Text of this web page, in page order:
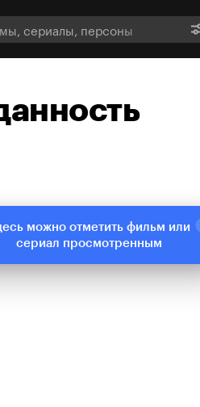
можно отметить фильм или
сериал просмотренным